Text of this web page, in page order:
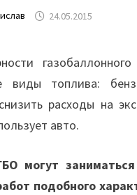
24.05.2015
виды топлива:
расходы на
авто.
могут
подобного